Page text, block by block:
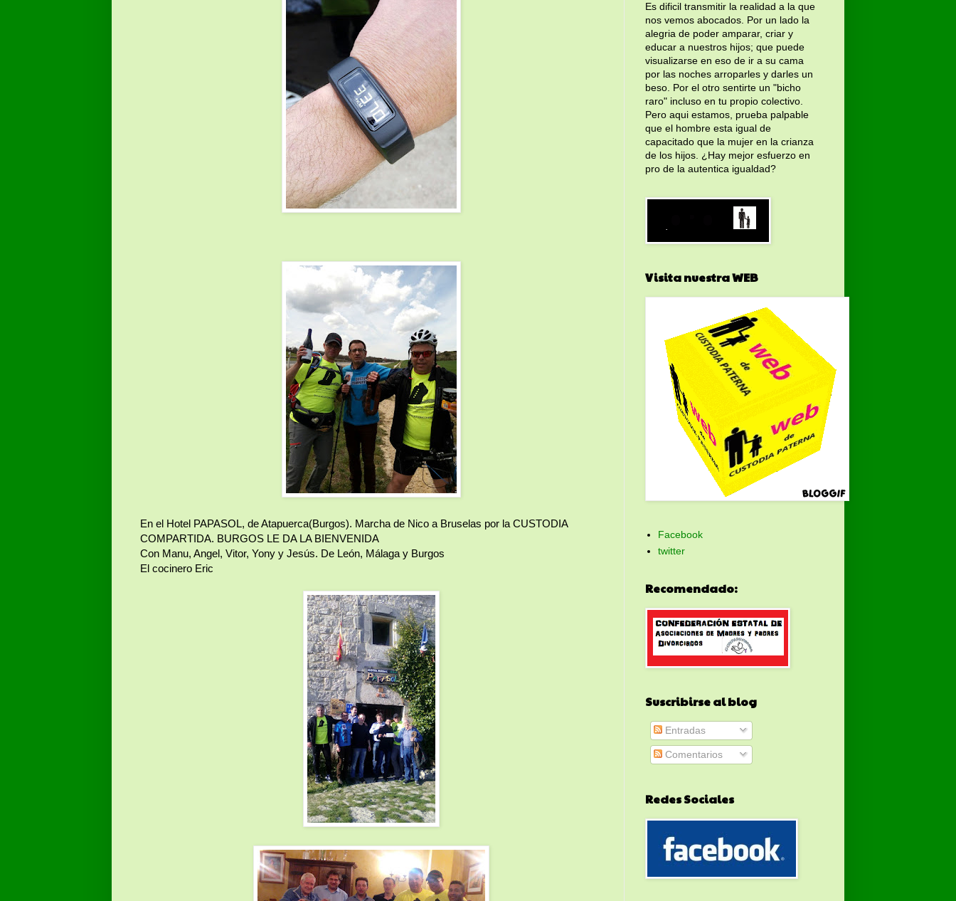
En el Hotel PAPASOL, de Atapuerca(Burgos). Marcha de Nico a Bruselas por la CUSTODIA
COMPARTIDA. BURGOS LE DA LA BIENVENIDA
Con Manu, Angel, Vitor, Yony y Jesús. De León, Málaga y Burgos
El cocinero Eric
Es dificil transmitir la realidad a la que
nos vemos abocados. Por un lado la
alegria de poder amparar, criar y
educar a nuestros hijos; que puede
visualizarse en eso de ir a su cama
por las noches arroparles y darles un
beso. Por el otro sentirte un "bicho
raro" incluso en tu propio colectivo.
Pero aqui estamos, prueba palpable
que el hombre esta igual de
capacitado que la mujer en la crianza
de los hijos. ¿Hay mejor esfuerzo en
pro de la autentica igualdad?
Visita nuestra WEB
Facebook
twitter
Recomendado:
Suscribirse al blog
Entradas
Comentarios
Redes Sociales